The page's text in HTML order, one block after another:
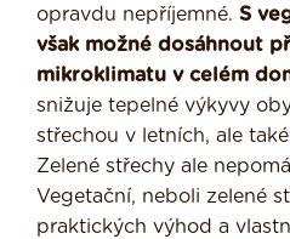
opravdu nepříjemné. S
však možné dosáhnout
mikroklimatu v celém
snižuje tepelné výkyvy
střechou v letních, ale
Zelené střechy ale
Vegetační, neboli zelené
praktických výhod a